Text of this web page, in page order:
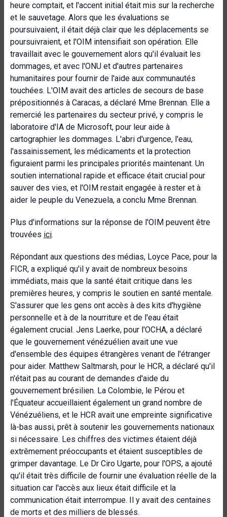
heure comptait, et l'accent initial était mis sur la recherche
et le sauvetage. Alors que les évaluations se
poursuivaient, il était déjà clair que les déplacements se
poursuivraient, et l'OIM intensifiait son opération. Elle
travaillait avec le gouvernement alors qu'il évaluait les
dommages, et avec l'ONU et d'autres partenaires
humanitaires pour fournir de l'aide aux communautés
touchées. L'OIM avait des articles de secours de base
prépositionnés à Caracas, a déclaré Mme Brennan. Elle a
remercié les partenaires du secteur privé, y compris le
laboratoire d'IA de Microsoft, pour leur aide à
cartographier les dommages. L'abri d'urgence, l'eau,
l'assainissement, les médicaments et la protection
figuraient parmi les principales priorités maintenant. Un
soutien international rapide et efficace était crucial pour
sauver des vies, et l'OIM restait engagée à rester et à
aider le peuple du Venezuela, a conclu Mme Brennan.
Plus d'informations sur la réponse de l'OIM peuvent être
trouvées ici.
Répondant aux questions des médias, Loyce Pace, pour la
FICR, a expliqué qu'il y avait de nombreux besoins
immédiats, mais que la santé était critique dans les
premières heures, y compris le soutien en santé mentale.
S'assurer que les gens ont accès à des kits d'hygiène
personnelle et à de la nourriture et de l'eau était
également crucial. Jens Laerke, pour l'OCHA, a déclaré
que le gouvernement vénézuélien avait une vue
d'ensemble des équipes étrangères venant de l'étranger
pour aider. Matthew Saltmarsh, pour le HCR, a déclaré qu'il
n'était pas au courant de demandes d'aide du
gouvernement brésilien. La Colombie, le Pérou et
l'Équateur accueillaient également un grand nombre de
Vénézuéliens, et le HCR avait une empreinte significative
là-bas aussi, prêt à soutenir les gouvernements nationaux
si nécessaire. Les chiffres des victimes étaient déjà
extrêmement préoccupants et étaient susceptibles de
grimper davantage. Le Dr Ciro Ugarte, pour l'OPS, a ajouté
qu'il était très difficile de fournir une évaluation réelle de la
situation car l'accès aux lieux était difficile et la
communication était interrompue. Il y avait des centaines
de morts et des milliers de blessés.